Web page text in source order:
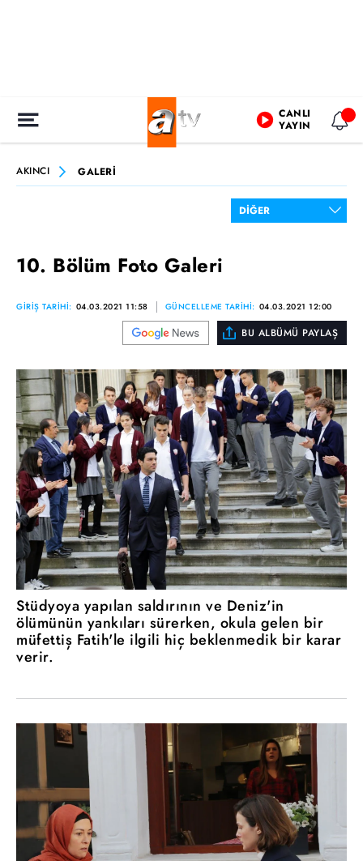
CANLI
YAYIN
AKINCI GALERİ
10. Bölüm Foto Galeri
GİRİŞ TARİHİ: 04.03.2021 11:58 GÜNCELLEME TARİHİ: 04.03.2021 12:00
BU ALBÜMÜ PAYLAŞ
Stüdyoya yapılan saldırının ve Deniz'in
ölümünün yankıları sürerken, okula gelen bir
müfettiş Fatih'le ilgili hiç beklenmedik bir karar
verir.